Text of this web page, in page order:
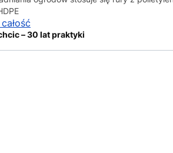
– 30 lat praktyki